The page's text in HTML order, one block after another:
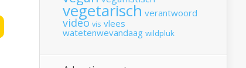
vegetarisch verantwoord
video vis vlees
watetenwevandaag wildpluk